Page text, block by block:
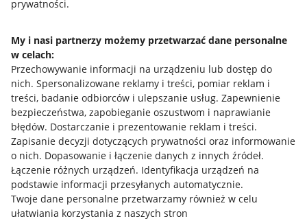
prywatności.
My i nasi partnerzy możemy przetwarzać dane personalne
w celach:
Przechowywanie informacji na urządzeniu lub dostęp do
nich. Spersonalizowane reklamy i treści, pomiar reklam i
treści, badanie odbiorców i ulepszanie usług. Zapewnienie
bezpieczeństwa, zapobieganie oszustwom i naprawianie
błędów. Dostarczanie i prezentowanie reklam i treści.
Zapisanie decyzji dotyczących prywatności oraz informowanie
o nich. Dopasowanie i łączenie danych z innych źródeł.
Łączenie różnych urządzeń. Identyfikacja urządzeń na
podstawie informacji przesyłanych automatycznie.
Twoje dane personalne przetwarzamy również w celu
ułatwiania korzystania z naszych stron
Allegro Gadane dla kupujących
Mapa miejscowości
Informacje prawne
Regulamin
Polityka plików "cookies"
Ustawienia plików "cookies"
Udostępnianie lokalizacji